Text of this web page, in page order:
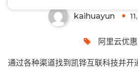
kaihuayun
阿里云优惠
通过各种渠道找到凯铧互联科技并开